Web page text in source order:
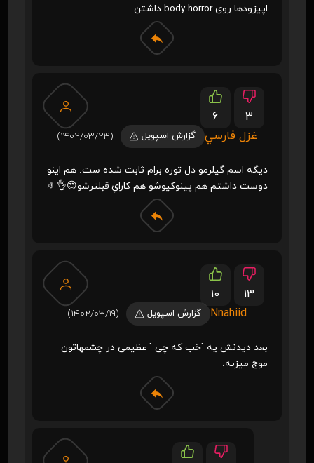
اپیزودها روی body horror داشتن.
6
3
غزل فارسي
گزارش اسپویل (1402/03/24)
ديگه اسم گيلرمو دل توره برام ثابت شده ست. هم اينو
دوست داشتم هم پينوكيوشو هم كاراي قبلترشو😍👌🤌
10
13
Nnahiid
گزارش اسپویل (1402/03/19)
بعد دیدنش یه `خب که چی ` عظیمی در چشمهاتون
موج میزنه.